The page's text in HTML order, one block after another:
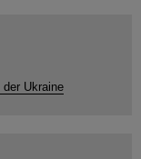
Ukraine